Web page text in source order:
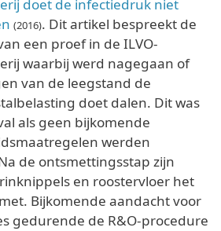
doet de infectiedruk niet
(2016). Dit artikel bespreekt de
een proef in de ILVO-
waarbij werd nagegaan of
van de leegstand de
doet dalen. Dit was
als geen bijkomende
werden
de ontsmettingsstap zijn
en roostervloer het
Bijkomende aandacht voor
gedurende de R&O-procedure